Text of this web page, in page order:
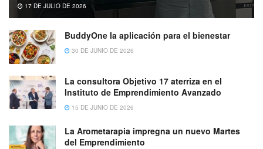
17 DE JULIO DE 2026
BuddyOne la aplicación para el bienestar
30 DE JUNIO DE 2026
La consultora Objetivo 17 aterriza en el
Instituto de Emprendimiento Avanzado
15 DE JUNIO DE 2026
La Arometarapia impregna un nuevo Martes
del Emprendimiento